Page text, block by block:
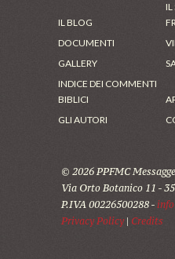
IL BLOG
IL
DOCUMENTI
GALLERY
INDICE DEI COMMENTI
BIBLICI
GLI AUTORI
© 2026 PPFMC
Via Orto Botanico 11 -
P.IVA 00226500288 -
Privacy Policy| Credits